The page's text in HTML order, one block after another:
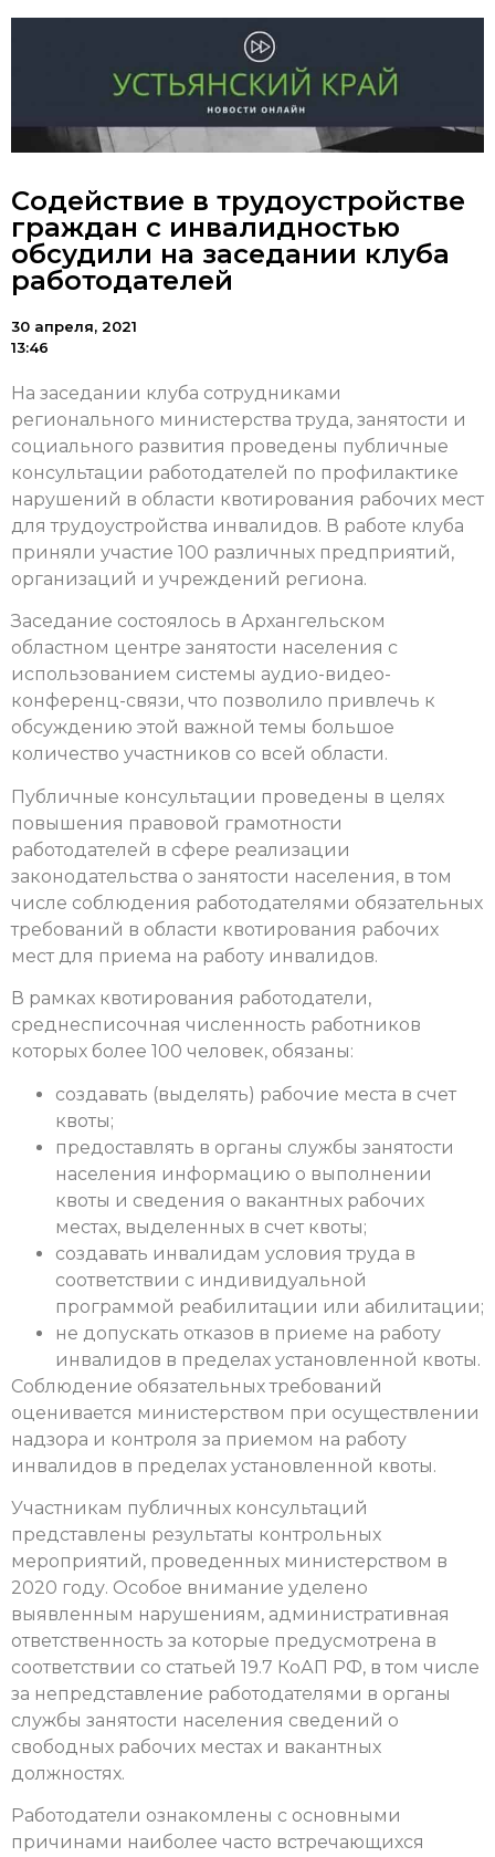
Содействие в трудоустройстве
граждан с инвалидностью
обсудили на заседании клуба
работодателей
30 апреля, 2021
13:46
На заседании клуба сотрудниками
регионального министерства труда, занятости и
социального развития проведены публичные
консультации работодателей по профилактике
нарушений в области квотирования рабочих мест
для трудоустройства инвалидов. В работе клуба
приняли участие 100 различных предприятий,
организаций и учреждений региона.
Заседание состоялось в Архангельском
областном центре занятости населения с
использованием системы аудио-видео-
конференц-связи, что позволило привлечь к
обсуждению этой важной темы большое
количество участников со всей области.
Публичные консультации проведены в целях
повышения правовой грамотности
работодателей в сфере реализации
законодательства о занятости населения, в том
числе соблюдения работодателями обязательных
требований в области квотирования рабочих
мест для приема на работу инвалидов.
В рамках квотирования работодатели,
среднесписочная численность работников
которых более 100 человек, обязаны:
создавать (выделять) рабочие места в счет
квоты;
предоставлять в органы службы занятости
населения информацию о выполнении
квоты и сведения о вакантных рабочих
местах, выделенных в счет квоты;
создавать инвалидам условия труда в
соответствии с индивидуальной
программой реабилитации или абилитации;
не допускать отказов в приеме на работу
инвалидов в пределах установленной квоты.
Соблюдение обязательных требований
оценивается министерством при осуществлении
надзора и контроля за приемом на работу
инвалидов в пределах установленной квоты.
Участникам публичных консультаций
представлены результаты контрольных
мероприятий, проведенных министерством в
2020 году. Особое внимание уделено
выявленным нарушениям, административная
ответственность за которые предусмотрена в
соответствии со статьей 19.7 КоАП РФ, в том числе
за непредставление работодателями в органы
службы занятости населения сведений о
свободных рабочих местах и вакантных
должностях.
Работодатели ознакомлены с основными
причинами наиболее часто встречающихся